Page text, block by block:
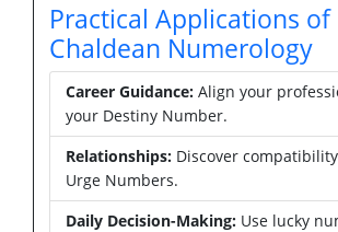
Practical Applications of
Chaldean Numerology
Career Guidance: Align your
your Destiny Number.
Relationships: Discover
Urge Numbers.
Daily Decision-Making: Use lucky